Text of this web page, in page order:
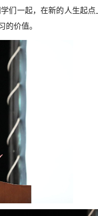
们一起，在新的人生起点
的价值。